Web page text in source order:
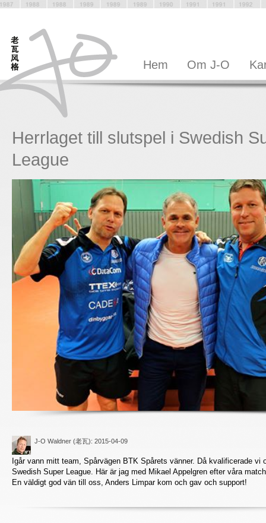
Hem Om J-O
Herrlaget till slutspel i Swedish
League
J-O Waldner (老瓦): 2015-04-09
Igår vann mitt team, Spårvägen BTK Spårets vänner. Då kvalificerade vi
Swedish Super League. Här är jag med Mikael Appelgren efter våra
En väldigt god vän till oss, Anders Limpar kom och gav och support!